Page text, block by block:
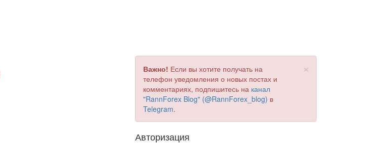
×
Важно! Если вы хотите получать на
телефон уведомления о новых постах и
комментариях, подпишитесь на канал
"RannForex Blog" (@RannForex_blog) в
Telegram.
Авторизация